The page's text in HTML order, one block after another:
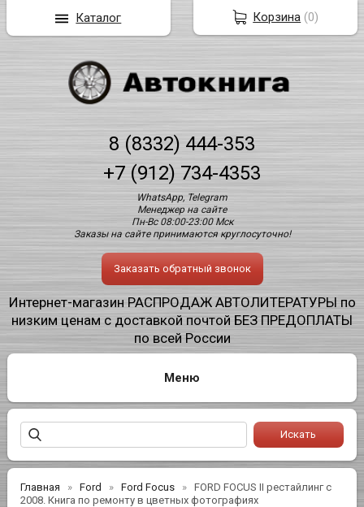
8 (8332) 444-353
+7 (912) 734-4353
WhatsApp, Telegram
Менеджер на сайте
Пн-Вс 08:00-23:00 Мск
Заказы на сайте принимаются круглосуточно!
Заказать обратный звонок
Интернет-магазин РАСПРОДАЖ АВТОЛИТЕРАТУРЫ по
низким ценам с доставкой почтой БЕЗ ПРЕДОПЛАТЫ
по всей России
Главная Ford Ford Focus
FORD FOCUS II рестайлинг с
2008. Книга по ремонту в цветных фотографиях
Корзина (0)
Каталог